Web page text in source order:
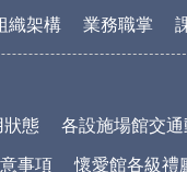
織架構 業務職掌
狀態 各設施場館交通
事項 懷愛館各級禮